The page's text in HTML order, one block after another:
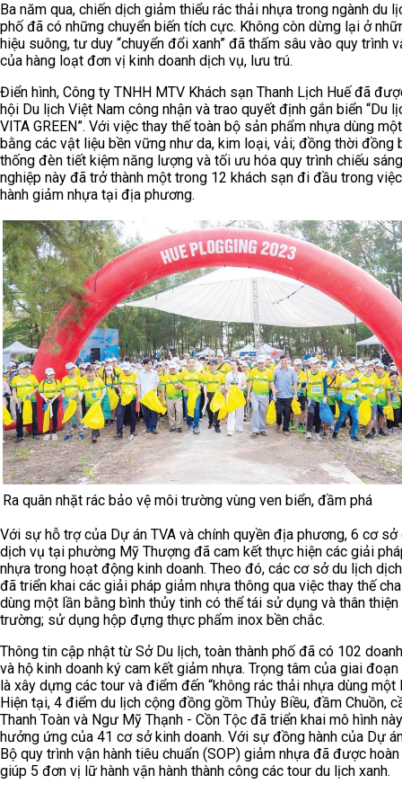
Ba năm qua, chiến dịch giảm thiểu rác thải nhựa trong ngành du
phố đã có những chuyển biến tích cực. Không còn dừng lại ở
hiệu suông, tư duy “chuyển đổi xanh” đã thấm sâu vào quy trình
của hàng loạt đơn vị kinh doanh dịch vụ, lưu trú.
Điển hình, Công ty TNHH MTV Khách sạn Thanh Lịch Huế đã
hội Du lịch Việt Nam công nhận và trao quyết định gắn biển “Du
VITA GREEN”. Với việc thay thế toàn bộ sản phẩm nhựa dùng
bằng các vật liệu bền vững như da, kim loại, vải; đồng thời đồng
thống đèn tiết kiệm năng lượng và tối ưu hóa quy trình chiếu
nghiệp này đã trở thành một trong 12 khách sạn đi đầu trong
hành giảm nhựa tại địa phương.
Ra quân nhặt rác bảo vệ môi trường vùng ven biển, đầm phá
Với sự hỗ trợ của Dự án TVA và chính quyền địa phương, 6 cơ sở
dịch vụ tại phường Mỹ Thượng đã cam kết thực hiện các giải
nhựa trong hoạt động kinh doanh. Theo đó, các cơ sở du lịch
đã triển khai các giải pháp giảm nhựa thông qua việc thay thế
dùng một lần bằng bình thủy tinh có thể tái sử dụng và thân
trường; sử dụng hộp đựng thực phẩm inox bền chắc.
Thông tin cập nhật từ Sở Du lịch, toàn thành phố đã có 102
và hộ kinh doanh ký cam kết giảm nhựa. Trọng tâm của giai đoạn
là xây dựng các tour và điểm đến “không rác thải nhựa dùng một
Hiện tại, 4 điểm du lịch cộng đồng gồm Thủy Biều, đầm Chuồn,
Thanh Toàn và Ngư Mỹ Thạnh - Cồn Tộc đã triển khai mô hình
hưởng ứng của 41 cơ sở kinh doanh. Với sự đồng hành của Dự
Bộ quy trình vận hành tiêu chuẩn (SOP) giảm nhựa đã được hoàn
giúp 5 đơn vị lữ hành vận hành thành công các tour du lịch xanh.